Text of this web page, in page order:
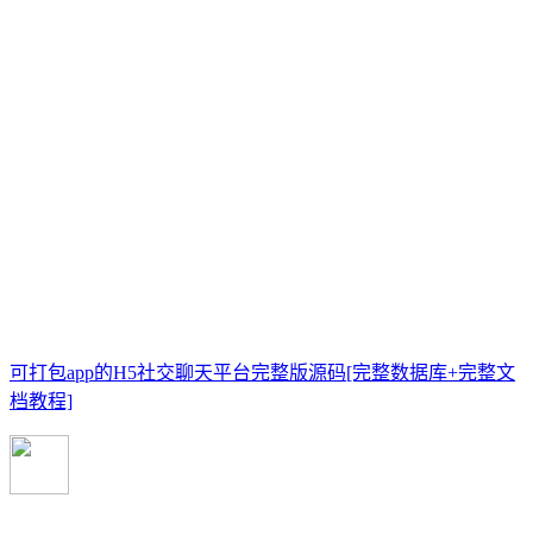
可打包app的H5社交聊天平台完整版源码[完整数据库+完整文
档教程]